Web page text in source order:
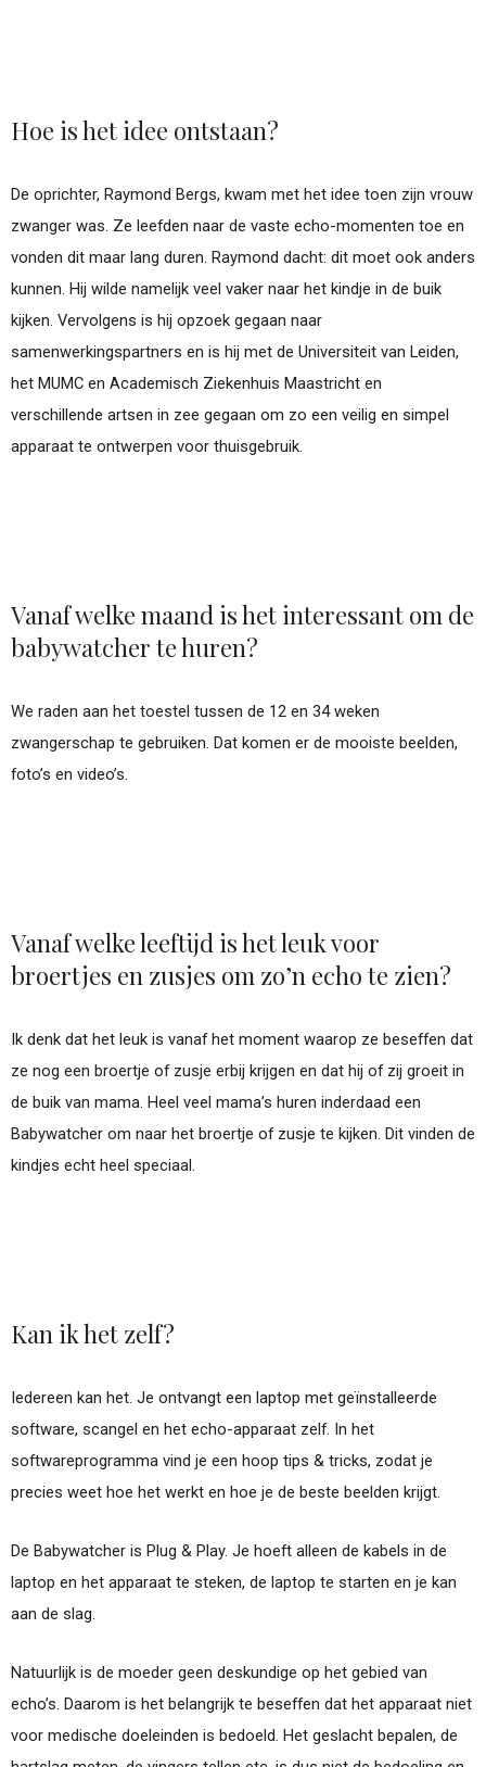
Hoe is het idee ontstaan?
De oprichter, Raymond Bergs, kwam met het idee toen zijn vrouw
zwanger was. Ze leefden naar de vaste echo-momenten toe en
vonden dit maar lang duren. Raymond dacht: dit moet ook anders
kunnen. Hij wilde namelijk veel vaker naar het kindje in de buik
kijken. Vervolgens is hij opzoek gegaan naar
samenwerkingspartners en is hij met de Universiteit van Leiden,
het MUMC en Academisch Ziekenhuis Maastricht en
verschillende artsen in zee gegaan om zo een veilig en simpel
apparaat te ontwerpen voor thuisgebruik.
Vanaf welke maand is het interessant om de
babywatcher te huren?
We raden aan het toestel tussen de 12 en 34 weken
zwangerschap te gebruiken. Dat komen er de mooiste beelden,
foto’s en video’s.
Vanaf welke leeftijd is het leuk voor
broertjes en zusjes om zo’n echo te zien?
Ik denk dat het leuk is vanaf het moment waarop ze beseffen dat
ze nog een broertje of zusje erbij krijgen en dat hij of zij groeit in
de buik van mama. Heel veel mama’s huren inderdaad een
Babywatcher om naar het broertje of zusje te kijken. Dit vinden de
kindjes echt heel speciaal.
Kan ik het zelf?
Iedereen kan het. Je ontvangt een laptop met geïnstalleerde
software, scangel en het echo-apparaat zelf. In het
softwareprogramma vind je een hoop tips & tricks, zodat je
precies weet hoe het werkt en hoe je de beste beelden krijgt.
De Babywatcher is Plug & Play. Je hoeft alleen de kabels in de
laptop en het apparaat te steken, de laptop te starten en je kan
aan de slag.
Natuurlijk is de moeder geen deskundige op het gebied van
echo’s. Daarom is het belangrijk te beseffen dat het apparaat niet
voor medische doeleinden is bedoeld. Het geslacht bepalen, de